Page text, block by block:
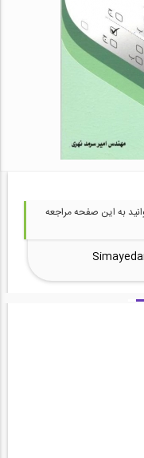
به این صفحه مراجعه